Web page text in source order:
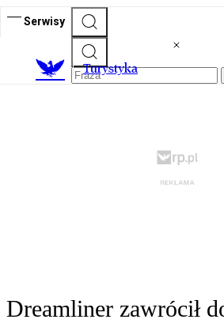
Serwisy
Turystyka
Dreamliner zawrócił